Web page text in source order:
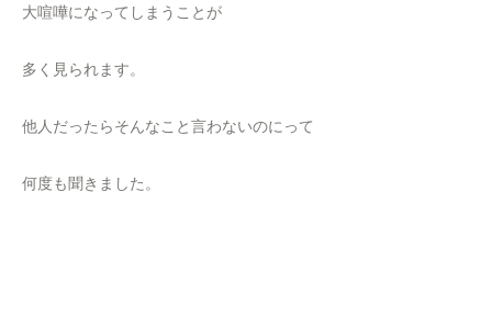
大喧嘩になってしまうことが
多く見られます。
他人だったらそんなこと言わないのにって
何度も聞きました。